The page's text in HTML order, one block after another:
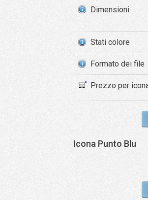
Dimensioni
Stati colore
Formato dei file
Prezzo per
Icona Punto Blu